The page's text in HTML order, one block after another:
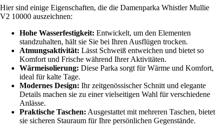
Hier sind einige Eigenschaften, die die Damenparka Whistler Mullie
V2 10000 auszeichnen:
Hohe Wasserfestigkeit: Entwickelt, um den Elementen
standzuhalten, hält sie Sie bei Ihren Ausflügen trocken.
Atmungsaktivität: Lässt Schweiß entweichen und bietet so
Komfort und Frische während Ihrer Aktivitäten.
Wärmeisolierung: Diese Parka sorgt für Wärme und Komfort,
ideal für kalte Tage.
Modernes Design: Ihr zeitgenössischer Schnitt und elegante
Details machen sie zu einer vielseitigen Wahl für verschiedene
Anlässe.
Praktische Taschen: Ausgestattet mit mehreren Taschen, bietet
sie sicheren Stauraum für Ihre persönlichen Gegenstände.